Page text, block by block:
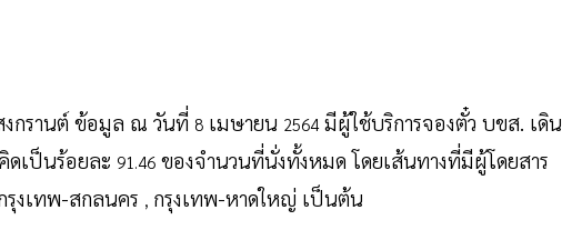
งกรานต์ ข้อมูล ณ วันที่ 8 เมษายน 2564 มีผู้ใช้บริการจองตั๋ว บขส. เดิน
ดเป็นร้อยละ 91.46 ของจำนวนที่นั่งทั้งหมด โดยเส้นทางที่มีผู้โดยสาร
รุงเทพ-สกลนคร , กรุงเทพ-หาดใหญ่ เป็นต้น